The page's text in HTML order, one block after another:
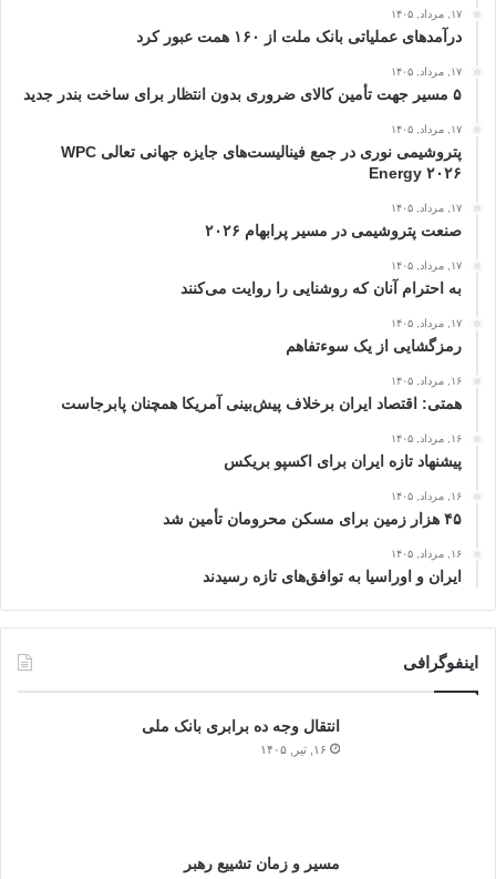
۱۷, مرداد, ۱۴۰۵
درآمدهای عملیاتی بانک ملت از ۱۶۰ همت عبور كرد
۱۷, مرداد, ۱۴۰۵
۵ مسیر جهت تأمین کالای ضروری بدون انتظار برای ساخت بندر جدید
۱۷, مرداد, ۱۴۰۵
پتروشیمی نوری در جمع فینالیست‌های جایزه جهانی تعالی WPC
Energy ۲۰۲۶
۱۷, مرداد, ۱۴۰۵
صنعت پتروشیمی در مسیر پرابهام ۲۰۲۶
۱۷, مرداد, ۱۴۰۵
به احترام آنان که روشنایی را روایت می‌کنند
۱۷, مرداد, ۱۴۰۵
رمزگشایی از یک سوءتفاهم
۱۶, مرداد, ۱۴۰۵
همتی: اقتصاد ایران برخلاف پیش‌بینی آمریکا همچنان پابرجاست
۱۶, مرداد, ۱۴۰۵
پیشنهاد تازه ایران برای اکسپو بریکس
۱۶, مرداد, ۱۴۰۵
۴۵ هزار زمین برای مسکن محرومان تأمین شد
۱۶, مرداد, ۱۴۰۵
ایران و اوراسیا به توافق‌های تازه رسیدند
اینفوگرافی
انتقال وجه ده برابری بانک ملی
۱۶, تیر, ۱۴۰۵
مسیر و زمان تشییع رهبر